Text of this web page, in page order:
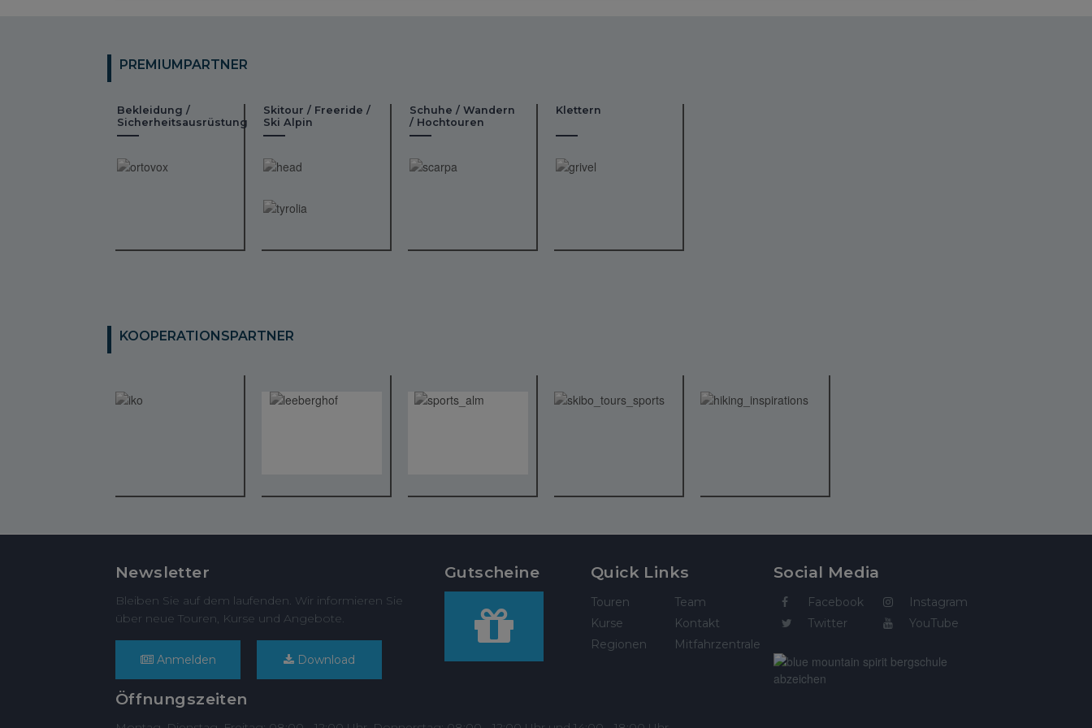
PREMIUMPARTNER
Bekleidung /
Sicherheitsausrüstung
Skitour / Freeride /
Ski Alpin
Schuhe / Wandern
/ Hochtouren
Klettern
KOOPERATIONSPARTNER
Newsletter
Bleiben Sie auf dem laufenden. Wir informieren Sie
über neue Touren, Kurse und Angebote.
Anmelden Download
Gutscheine Quick Links
Touren
Kurse
Regionen
Team
Kontakt
Mitfahrzentrale
Social Media
Facebook
Twitter
Instagram
YouTube
Öffnungszeiten